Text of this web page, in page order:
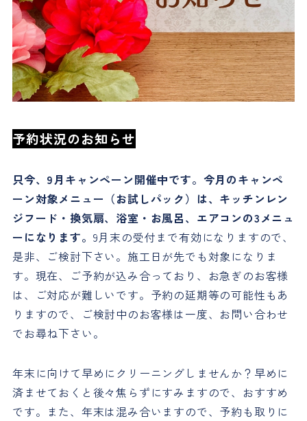
予約状況のお知らせ
只今、9月キャンペーン開催中です。今月のキャンペ
ーン対象メニュー（お試しパック）は、キッチンレン
ジフード・換気扇、浴室・お風呂、エアコンの3メニュ
ーになります。 9月末の受付まで有効になりますので、
是非、ご検討下さい。施工日が先でも対象になりま
す。現在、ご予約が込み合っており、お急ぎのお客様
は、ご対応が難しいです。予約の延期等の可能性もあ
りますので、ご検討中のお客様は一度、お問い合わせ
でお尋ね下さい。
年末に向けて早めにクリーニングしませんか？早めに
済ませておくと後々焦らずにすみますので、おすすめ
です。また、年末は混み合いますので、予約も取りに